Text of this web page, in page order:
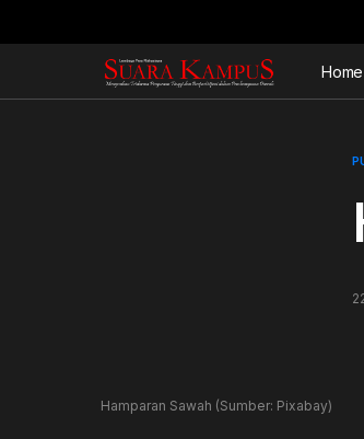
Home
Hamparan Sawah (Sumber: Pixabay)